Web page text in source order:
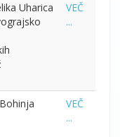
Uharica
VEČ
...
VEČ
...